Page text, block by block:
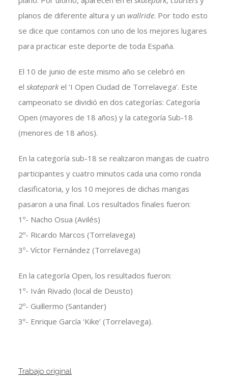
planos de diferente altura y un wallride. Por todo esto
se dice que contamos con uno de los mejores lugares
para practicar este deporte de toda España.
El 10 de junio de este mismo año se celebró en
el skateparkel ‘I Open Ciudad de Torrelavega’. Este
campeonato se dividió en dos categorías: Categoría
Open (mayores de 18 años) y la categoría Sub-18
(menores de 18 años).
En la categoría sub-18 se realizaron mangas de cuatro
participantes y cuatro minutos cada una como ronda
clasificatoria, y los 10 mejores de dichas mangas
pasaron a una final. Los resultados finales fueron:
1º- Nacho Osua (Avilés)
2º- Ricardo Marcos (Torrelavega)
3º- Víctor Fernández (Torrelavega)
En la categoría Open, los resultados fueron:
1º- Iván Rivado (local de Deusto)
2º- Guillermo (Santander)
3º- Enrique García ‘Kike’ (Torrelavega).
Trabajo original